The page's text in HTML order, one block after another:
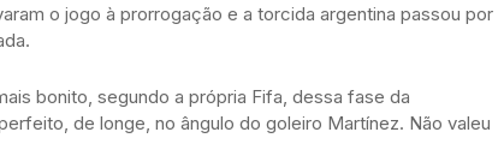
o jogo à prorrogação e a torcida argentina passou por
bonito, segundo a própria Fifa, dessa fase da
de longe, no ângulo do goleiro Martínez. Não valeu